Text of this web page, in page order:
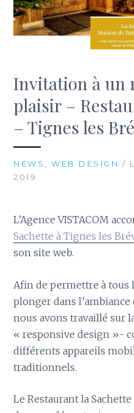
Invitation à un
plaisir –
– Tignes les
NEWS ,WEB DESIGN /
2019
L’Agence VISTACOM
Sachette à Tignes les
son site web.
Afin de permettre à tous
plonger dans l’ambiance
nous avons travaillé sur
« responsive design »-
différents appareils
traditionnels.
Le Restaurant la